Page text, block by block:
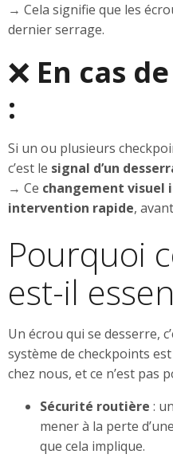
→ Cela signifie que les
dernier serrage.
❌ En cas
:
Si un ou plusieurs
c’est le signal d’un
→ Ce changement visuel
intervention rapide,
Pourquoi
est-il
Un écrou qui se desserre,
système de checkpoints
chez nous, et ce n’est pas
Sécurité routière :
mener à la perte
que cela implique.